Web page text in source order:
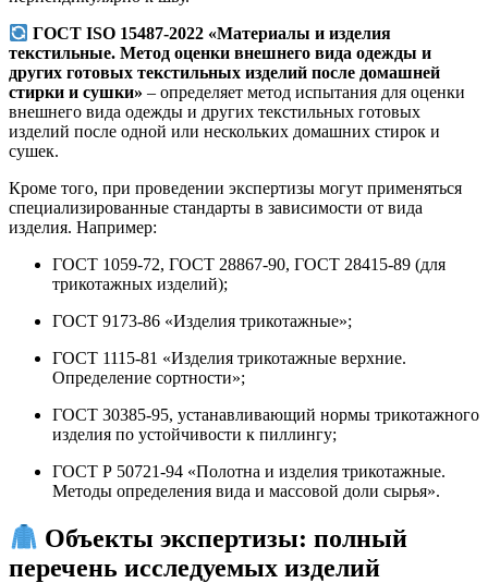
ГОСТ ISO 15487‑2022 «Материалы и изделия
текстильные. Метод оценки внешнего вида одежды и
других готовых текстильных изделий после домашней
стирки и сушки» – определяет метод испытания для оценки
внешнего вида одежды и других текстильных готовых
изделий после одной или нескольких домашних стирок и
сушек.
Кроме того, при проведении экспертизы могут применяться
специализированные стандарты в зависимости от вида
изделия. Например:
ГОСТ 1059‑72, ГОСТ 28867‑90, ГОСТ 28415‑89 (для
трикотажных изделий);
ГОСТ 9173‑86 «Изделия трикотажные»;
ГОСТ 1115‑81 «Изделия трикотажные верхние.
Определение сортности»;
ГОСТ 30385‑95, устанавливающий нормы трикотажного
изделия по устойчивости к пиллингу;
ГОСТ Р 50721‑94 «Полотна и изделия трикотажные.
Методы определения вида и массовой доли сырья».
Объекты экспертизы: полный
перечень исследуемых изделий